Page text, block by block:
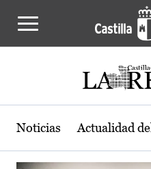
Actualidad de la
Noticias Actualidad